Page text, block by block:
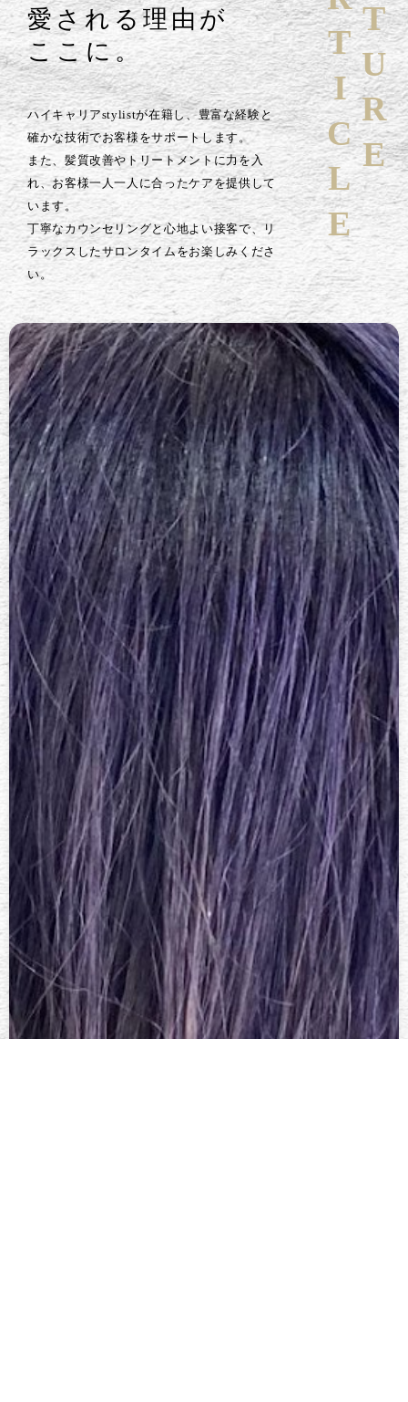
愛される理由が
ここに。
ハイキャリアstylistが在籍し、豊富な経験と
確かな技術でお客様をサポートします。
また、髪質改善やトリートメントに力を入
れ、お客様一人一人に合ったケアを提供して
います。
丁寧なカウンセリングと心地よい接客で、リ
ラックスしたサロンタイムをお楽しみくださ
い。
ARTICLE